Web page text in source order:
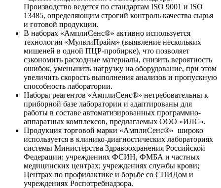
Производство ведется по стандартам ISO 9001 и ISO
13485, определяющим строгий контроль качества сырья
и готовой продукции.
В наборах «АмплиСенс®» активно используется
технология «МультиПрайм» (выявление нескольких
мишеней в одной ПЦР-пробирке), что позволяет
сэкономить расходные материалы, снизить вероятность
ошибок, уменьшить нагрузку на оборудование, при этом
увеличить скорость выполнения анализов и пропускную
способность лаборатории.
Наборы реагентов «АмплиСенс®» нетребовательны к
приборной базе лаборатории и адаптированы для
работы в составе автоматизированных программно-
аппаратных комплексов, предлагаемых ООО «ИЛС».
Продукция торговой марки «АмплиСенс®» широко
используется в клинико-диагностических лабораториях
системы Министерства Здравоохранения Российской
Федерации; учреждениях ФСИН, ФМБА и частных
медицинских центрах; учреждениях службы крови;
Центрах по профилактике и борьбе со СПИДом и
учреждениях Роспотребнадзора.